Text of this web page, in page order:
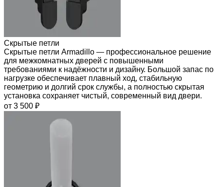
Скрытые петли
Скрытые петли Armadillo — профессиональное решение
для межкомнатных дверей с повышенными
требованиями к надёжности и дизайну. Большой запас по
нагрузке обеспечивает плавный ход, стабильную
геометрию и долгий срок службы, а полностью скрытая
установка сохраняет чистый, современный вид двери.
от 3 500 ₽